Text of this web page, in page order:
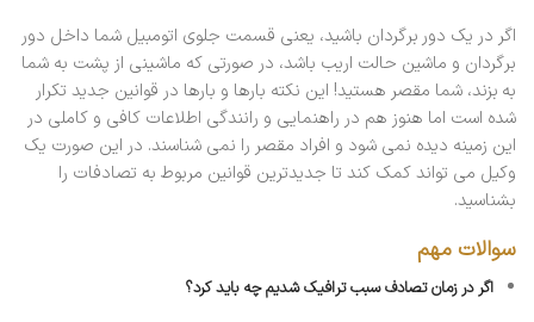
اگر در یک دور برگردان باشید، یعنی قسمت جلوی اتومبیل شما داخل دور
برگردان و ماشین حالت اریب باشد، در صورتی که ماشینی از پشت به شما
به بزند، شما مقصر هستید! این نکته بارها و بارها در قوانین جدید تکرار
شده است اما هنوز هم در راهنمایی و رانندگی اطلاعات کافی و کاملی در
این زمینه دیده نمی شود و افراد مقصر را نمی شناسند. در این صورت یک
وکیل می تواند کمک کند تا جدیدترین قوانین مربوط به تصادفات را
بشناسید.
سوالات مهم
اگر در زمان تصادف سبب ترافیک شدیم چه باید کرد؟